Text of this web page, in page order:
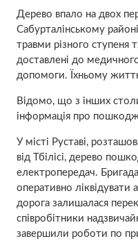
Дерево впало на двох
Сабурталінському
травми різного ступеня
доставлені до
допомоги. Їхньому
Відомо, що з інших
інформація про
У місті Руставі,
від Тбілісі, дерево
електропередач.
оперативно ліквідувати
дорога залишалася
співробітники
завершили роботи по